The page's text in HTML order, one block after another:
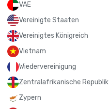
VAE
Vereinigte Staaten
Vereinigtes Königreich
Vietnam
Wiedervereinigung
Zentralafrikanische Republik
Zypern